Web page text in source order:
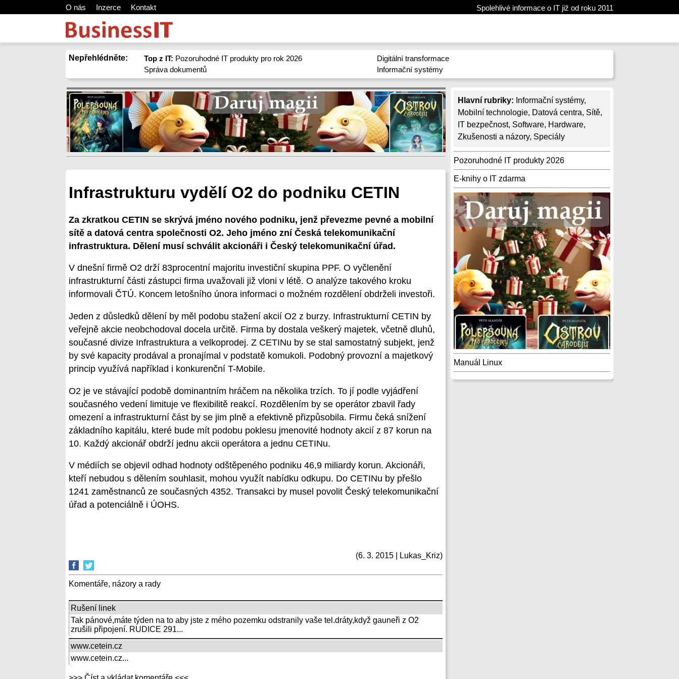
O nás Inzerce Kontakt Spolehlivé informace o IT již od roku 2011
Nepřehlédněte: Top z IT: Pozoruhodné IT produkty pro rok 2026
Správa dokumentů
Digitální transformace
Informační systémy
Hlavní rubriky: Informační systémy,
Mobilní technologie, Datová centra, Sítě,
IT bezpečnost, Software, Hardware,
Zkušenosti a názory, Speciály
Pozoruhodné IT produkty 2026
E-knihy o IT zdarma
Manuál Linux
Infrastrukturu vydělí O2 do podniku CETIN
Za zkratkou CETIN se skrývá jméno nového podniku, jenž převezme pevné a mobilní
sítě a datová centra společnosti O2. Jeho jméno zní Česká telekomunikační
infrastruktura. Dělení musí schválit akcionáři i Český telekomunikační úřad.
V dnešní firmě O2 drží 83procentní majoritu investiční skupina PPF. O vyčlenění
infrastrukturní části zástupci firma uvažovali již vloni v létě. O analýze takového kroku
informovali ČTÚ. Koncem letošního února informaci o možném rozdělení obdrželi investoři.
Jeden z důsledků dělení by měl podobu stažení akcií O2 z burzy. Infrastrukturní CETIN by
veřejně akcie neobchodoval docela určitě. Firma by dostala veškerý majetek, včetně dluhů,
současné divize Infrastruktura a velkoprodej. Z CETINu by se stal samostatný subjekt, jenž
by své kapacity prodával a pronajímal v podstatě komukoli. Podobný provozní a majetkový
princip využívá například i konkurenční T-Mobile.
O2 je ve stávající podobě dominantním hráčem na několika trzích. To jí podle vyjádření
současného vedení limituje ve flexibilitě reakcí. Rozdělením by se operátor zbavil řady
omezení a infrastrukturní část by se jim plně a efektivně přizpůsobila. Firmu čeká snížení
základního kapitálu, které bude mít podobu poklesu jmenovité hodnoty akcií z 87 korun na
10. Každý akcionář obdrží jednu akcii operátora a jednu CETINu.
V médiích se objevil odhad hodnoty odštěpeného podniku 46,9 miliardy korun. Akcionáři,
kteří nebudou s dělením souhlasit, mohou využít nabídku odkupu. Do CETINu by přešlo
1241 zaměstnanců ze současných 4352. Transakci by musel povolit Český telekomunikační
úřad a potenciálně i ÚOHS.
(6. 3. 2015 | Lukas_Kriz)
Komentáře, názory a rady
Rušení linek
Tak pánové,máte týden na to aby jste z mého pozemku odstranily vaše tel.dráty,když gauneři z O2
zrušili připojení. RUDICE 291...
www.cetein.cz
www.cetein.cz...